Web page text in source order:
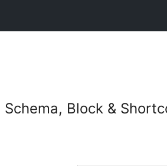
Schema, Block &